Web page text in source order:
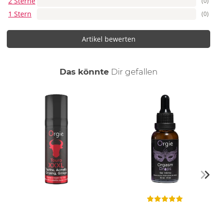
1 Stern (0)
Artikel bewerten
Das könnte Dir auch
gefallen